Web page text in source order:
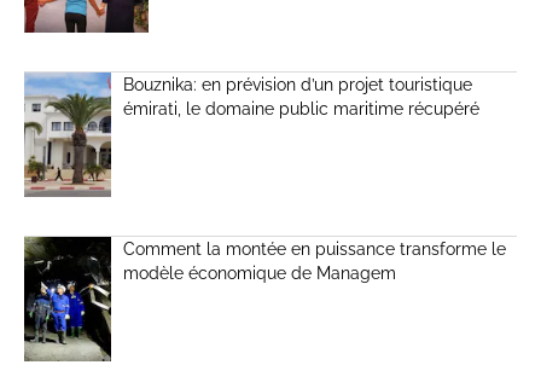
Bouznika: en prévision d’un projet touristique
émirati, le domaine public maritime récupéré
Comment la montée en puissance transforme le
modèle économique de Managem